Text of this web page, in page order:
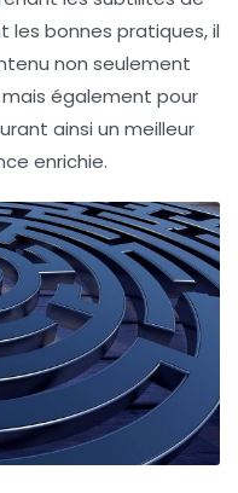
bonnes pratiques, il
non seulement
mais également pour
ainsi un meilleur
enrichie.